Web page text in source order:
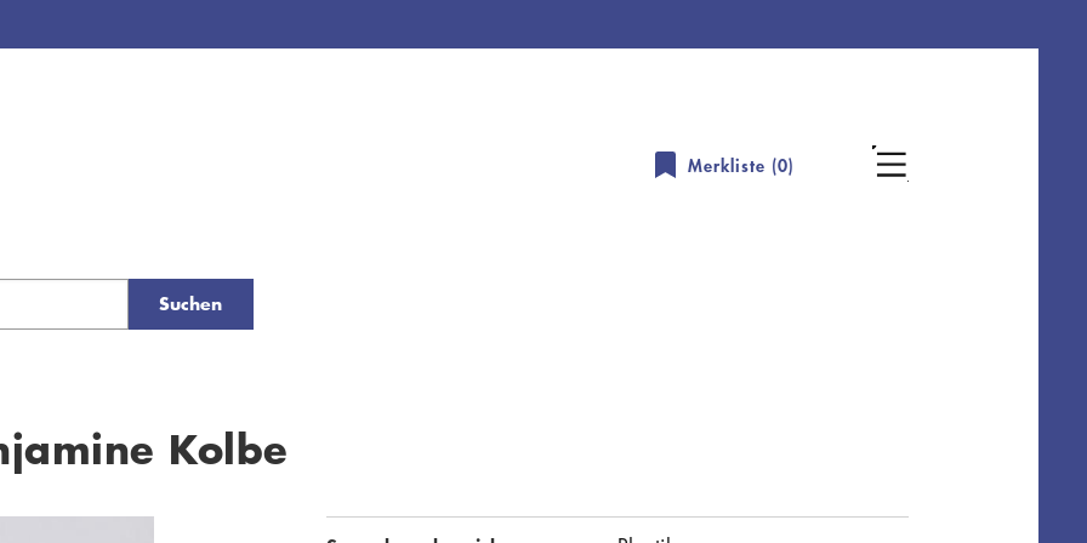
Merkliste (0)
Suchen
Kolbe